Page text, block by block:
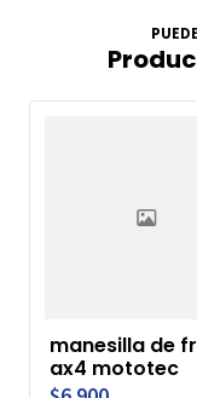
manesilla de
ax4 mototec